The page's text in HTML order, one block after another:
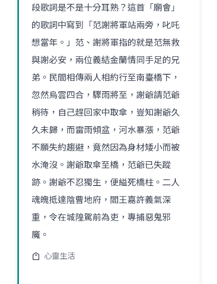
段歌詞是不是十分耳熟？這首「廟會」
的歌詞中寫到「范謝將軍站兩旁，叱吒
想當年。」范、謝將軍指的就是范無救
與謝必安，兩位義結金蘭情同手足的兄
弟。民間相傳兩人相約行至南臺橋下，
忽然烏雲四合，驟雨將至，謝爺請范爺
稍待，自己趕回家中取傘，豈知謝爺久
久未歸，而雷雨傾盆，河水暴漲，范爺
不願失約趨避，竟然因為身材矮小而被
水淹沒。謝爺取傘至橋，范爺已失蹤
跡。謝爺不忍獨生，便縊死橋柱。二人
魂魄抵達陰曹地府，閻王嘉許義氣深
重，令在城隍駕前為吏，專捕惡鬼邪
魔。
心靈生活